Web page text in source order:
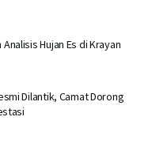
Hujan Es di Krayan
Dilantik, Camat Dorong